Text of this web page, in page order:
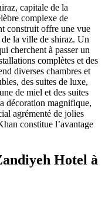
capitale de la
complexe de
construit offre une vue
la ville de shiraz. Un
cherchent à passer un
complètes et des
diverses chambres et
des suites de luxe,
de miel et des suites
décoration magnifique,
agrémenté de jolies
constitue l’avantage
Hotel à